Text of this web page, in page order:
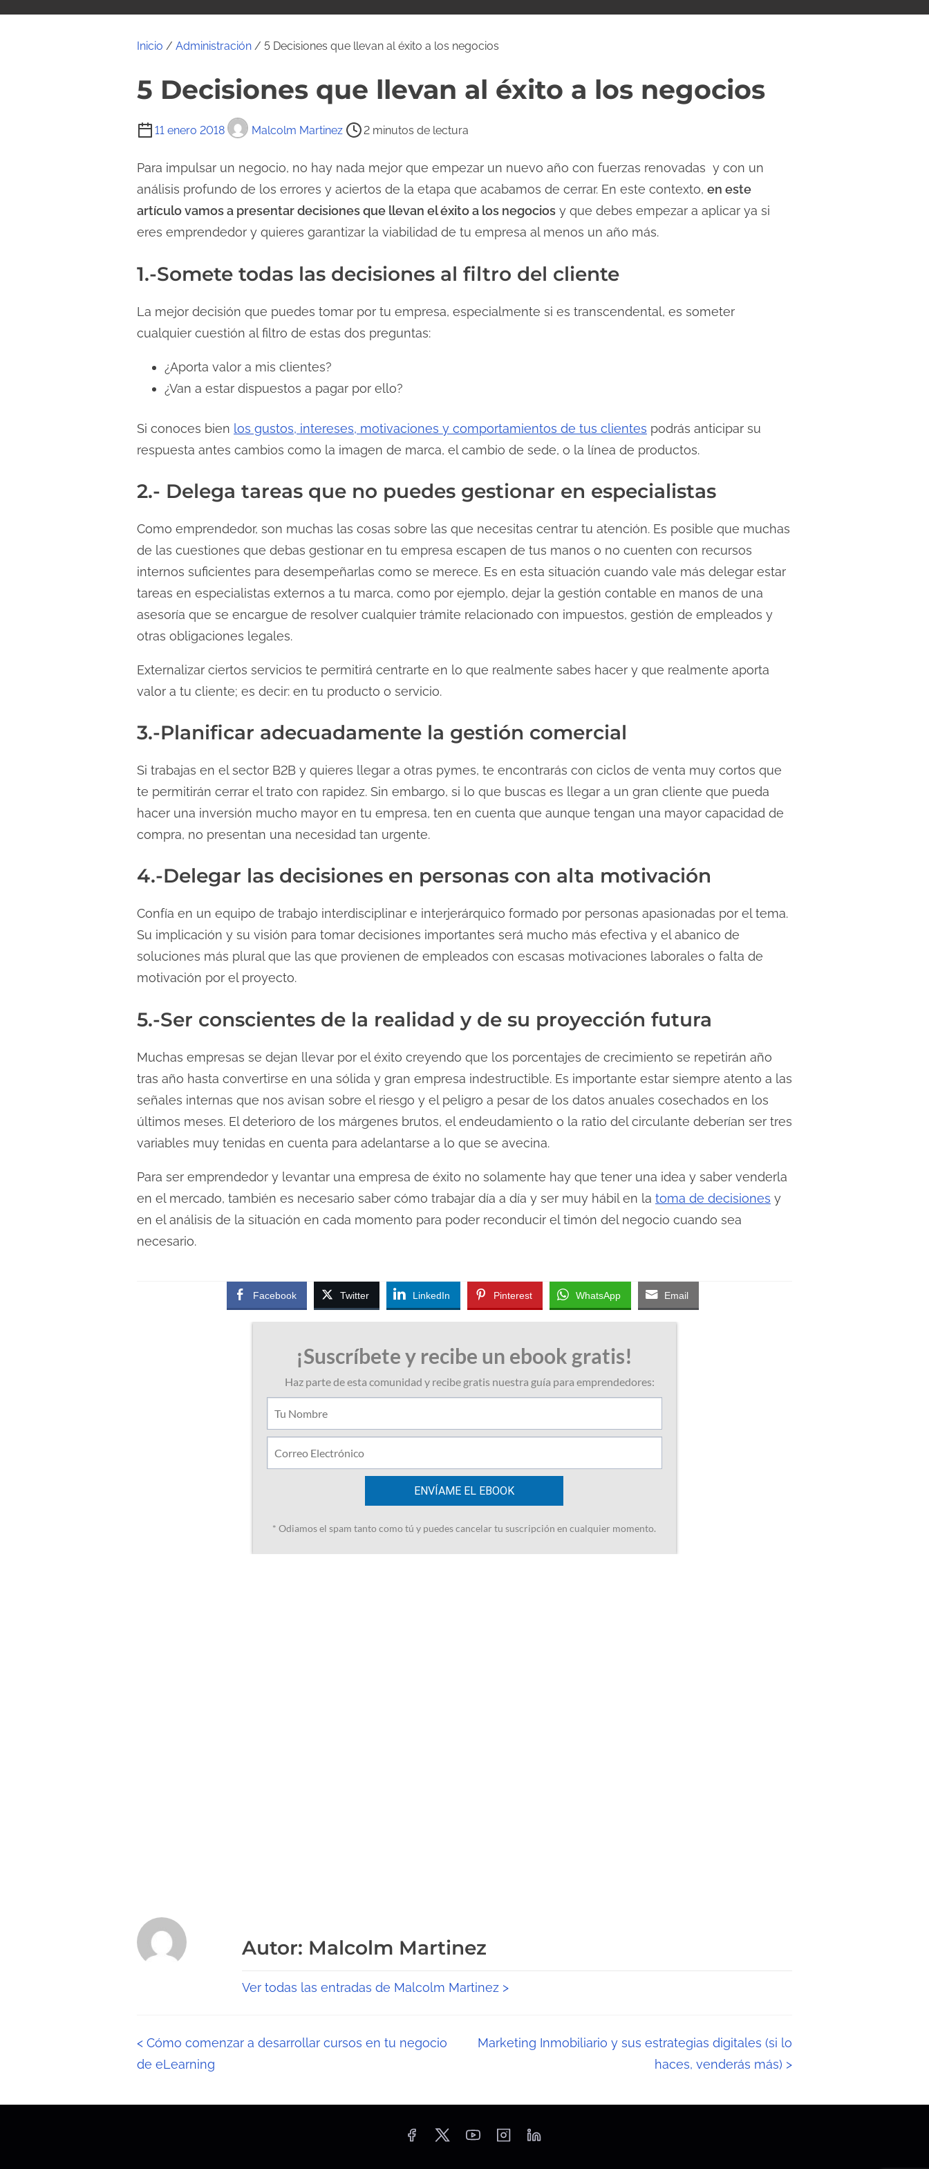
Inicio / Administración / 5 Decisiones que llevan al éxito a los negocios
5 Decisiones que llevan al éxito a los negocios
11 enero 2018 Malcolm Martinez
T
e
m
c
t
e
l
e
t
r
a
d
a
2 minutos de lectura
Para impulsar un negocio, no hay nada mejor que empezar un nuevo año con fuerzas renovadas y con un
análisis profundo de los errores y aciertos de la etapa que acabamos de cerrar. En este contexto, en este
artículo vamos a presentar decisiones que llevan el éxito a los negocios y que debes empezar a aplicar ya si
eres emprendedor y quieres garantizar la viabilidad de tu empresa al menos un año más.
1.-Somete todas las decisiones al filtro del cliente
La mejor decisión que puedes tomar por tu empresa, especialmente si es transcendental, es someter
cualquier cuestión al filtro de estas dos preguntas:
¿Aporta valor a mis clientes?
¿Van a estar dispuestos a pagar por ello?
Si conoces bien los gustos, intereses, motivaciones y comportamientos de tus clientes podrás anticipar su
respuesta antes cambios como la imagen de marca, el cambio de sede, o la línea de productos.
2.- Delega tareas que no puedes gestionar en especialistas
Como emprendedor, son muchas las cosas sobre las que necesitas centrar tu atención. Es posible que muchas
de las cuestiones que debas gestionar en tu empresa escapen de tus manos o no cuenten con recursos
internos suficientes para desempeñarlas como se merece. Es en esta situación cuando vale más delegar estar
tareas en especialistas externos a tu marca, como por ejemplo, dejar la gestión contable en manos de una
asesoría que se encargue de resolver cualquier trámite relacionado con impuestos, gestión de empleados y
otras obligaciones legales.
Externalizar ciertos servicios te permitirá centrarte en lo que realmente sabes hacer y que realmente aporta
valor a tu cliente; es decir: en tu producto o servicio.
3.-Planificar adecuadamente la gestión comercial
Si trabajas en el sector B2B y quieres llegar a otras pymes, te encontrarás con ciclos de venta muy cortos que
te permitirán cerrar el trato con rapidez. Sin embargo, si lo que buscas es llegar a un gran cliente que pueda
hacer una inversión mucho mayor en tu empresa, ten en cuenta que aunque tengan una mayor capacidad de
compra, no presentan una necesidad tan urgente.
4.-Delegar las decisiones en personas con alta motivación
Confía en un equipo de trabajo interdisciplinar e interjerárquico formado por personas apasionadas por el tema.
Su implicación y su visión para tomar decisiones importantes será mucho más efectiva y el abanico de
soluciones más plural que las que provienen de empleados con escasas motivaciones laborales o falta de
motivación por el proyecto.
5.-Ser conscientes de la realidad y de su proyección futura
Muchas empresas se dejan llevar por el éxito creyendo que los porcentajes de crecimiento se repetirán año
tras año hasta convertirse en una sólida y gran empresa indestructible. Es importante estar siempre atento a las
señales internas que nos avisan sobre el riesgo y el peligro a pesar de los datos anuales cosechados en los
últimos meses. El deterioro de los márgenes brutos, el endeudamiento o la ratio del circulante deberían ser tres
variables muy tenidas en cuenta para adelantarse a lo que se avecina.
Para ser emprendedor y levantar una empresa de éxito no solamente hay que tener una idea y saber venderla
en el mercado, también es necesario saber cómo trabajar día a día y ser muy hábil en la toma de decisiones y
en el análisis de la situación en cada momento para poder reconducir el timón del negocio cuando sea
necesario.
Facebook Twitter LinkedIn Pinterest WhatsApp Email
Autor: Malcolm Martinez
Ver todas las entradas de Malcolm Martinez >
N
a
v
< Cómo comenzar a desarrollar cursos en tu negocio
de eLearning
Marketing Inmobiliario y sus estrategias digitales (si lo
haces, venderás más) >